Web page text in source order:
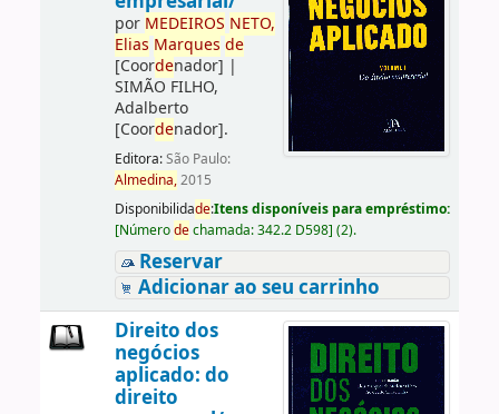
por MEDEIROS NETO,
Elias Marques de
[Coordenador] |
SIMÃO FILHO,
Adalberto
[Coordenador].
Editora:São Paulo:
Almedina,2015
Disponibilidade:Itens disponíveis para empréstimo:
[Númerodechamada:342.2 D598] (2).
Reservar
Adicionar ao seu carrinho
Direito dos
negócios
aplicado: do
direito